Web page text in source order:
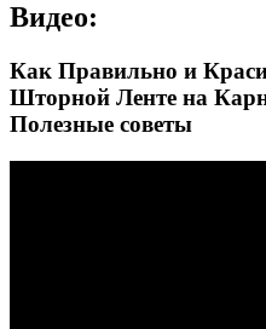
Видео:
Как Правильно и
Шторной Ленте на
Полезные советы